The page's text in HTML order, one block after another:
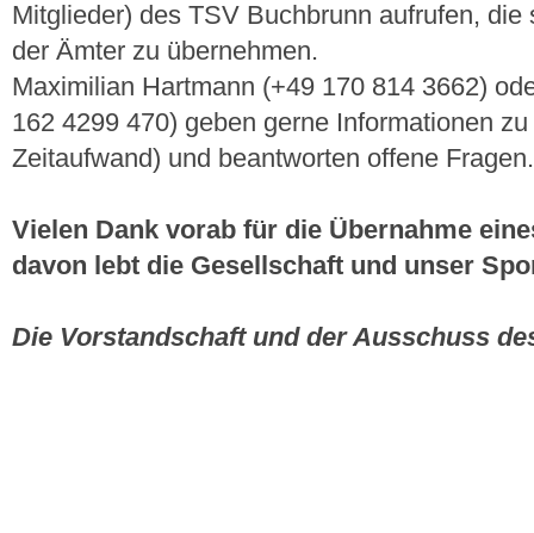
Mitglieder) des TSV Buchbrunn aufrufen,
der Ämter zu übernehmen.
Maximilian Hartmann (+49 170 814 3662)
162 4299 470) geben gerne Informationen
Zeitaufwand) und beantworten offene Fragen.
Vielen Dank vorab für die Übernahme
davon lebt die Gesellschaft und unser
Die Vorstandschaft und der Ausschuss